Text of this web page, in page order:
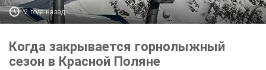
 2 года назад
Когда закрывается горнолыжный
сезон в Красной Поляне